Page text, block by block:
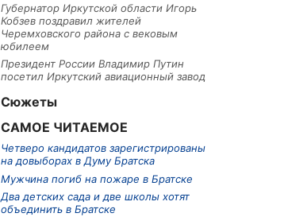
Губернатор Иркутской области Игорь
Кобзев поздравил жителей
Черемховского района с вековым
юбилеем
Президент России Владимир Путин
посетил Иркутский авиационный завод
Сюжеты
САМОЕ ЧИТАЕМОЕ
Четверо кандидатов зарегистрированы
на довыборах в Думу Братска
Мужчина погиб на пожаре в Братске
Два детских сада и две школы хотят
объединить в Братске